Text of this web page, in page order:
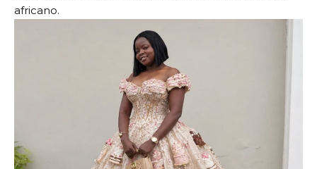
africano.